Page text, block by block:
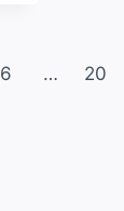
6 … 20